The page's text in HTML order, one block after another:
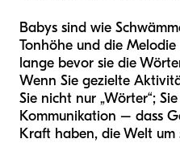
Babys sind wie
Tonhöhe und die
lange bevor sie die
Wenn Sie gezielte
Sie nicht nur „Wörter“;
Kommunikation – dass
Kraft haben, die Welt um